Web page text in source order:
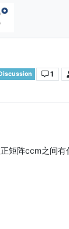
1
矩阵ccm之间有